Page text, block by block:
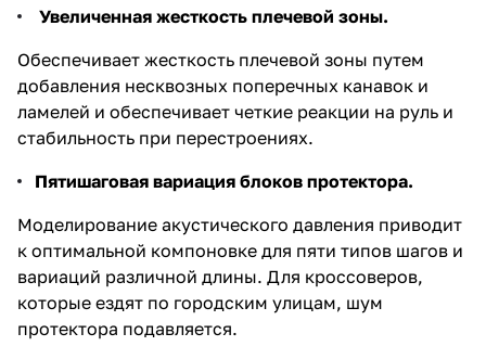
Увеличенная жесткость плечевой зоны.
Обеспечивает жесткость плечевой зоны путем
добавления несквозных поперечных канавок и
ламелей и обеспечивает четкие реакции на руль и
стабильность при перестроениях.
Пятишаговая вариация блоков протектора.
Моделирование акустического давления приводит
к оптимальной компоновке для пяти типов шагов и
вариаций различной длины. Для кроссоверов,
которые ездят по городским улицам, шум
протектора подавляется.